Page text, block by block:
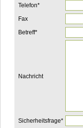
Pflichtfeld
Telefon*
Fax
Pflichtfeld
Betreff*
Nachricht
Pflichtfeld
Sicherheitsfrage*